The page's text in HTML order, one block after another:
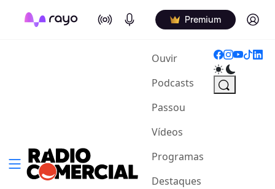
On Air Podcasts Premium Log in
Ouvir(current)
Podcasts
Passou
Vídeos
Programas
Destaques